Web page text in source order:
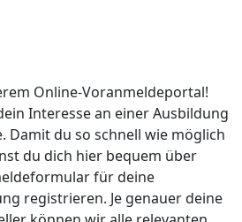
Online-Voranmeldeportal!
Interesse an einer Ausbildung
Damit du so schnell wie möglich
du dich hier bequem über
für deine
registrieren. Je genauer deine